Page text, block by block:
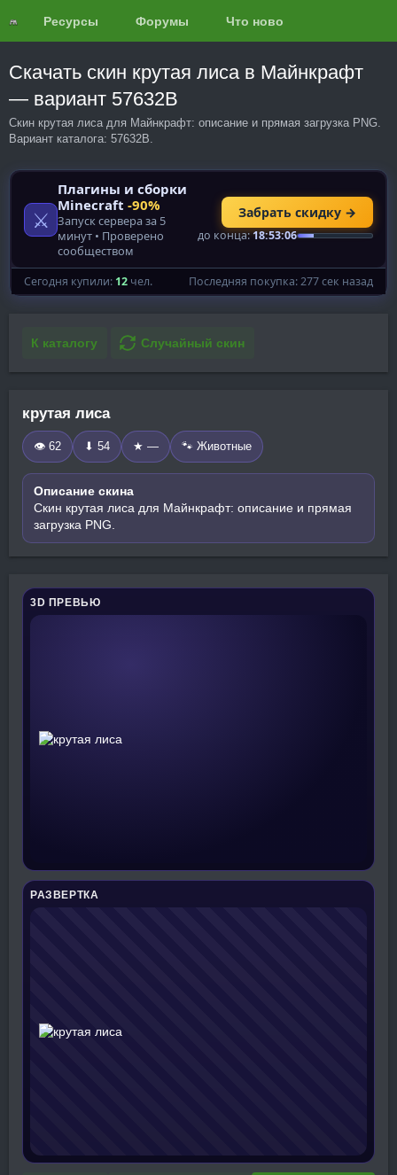
Ресурсы Форумы Что нового?
Скачать скин крутая лиса в Майнкрафт
— вариант 57632B
Скин крутая лиса для Майнкрафт: описание и прямая загрузка PNG.
Вариант каталога: 57632B.
К каталогу Случайный скин
крутая лиса
👁 62 ⬇ 54 ★ — 🐾 Животные
Описание скина
Скин крутая лиса для Майнкрафт: описание и прямая
загрузка PNG.
3D ПРЕВЬЮ
РАЗВЕРТКА